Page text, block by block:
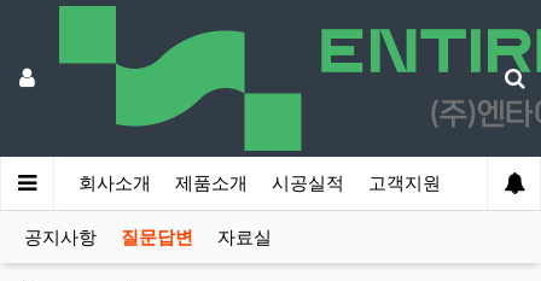
회사소개 제품소개 시공실적 고객지원
공지사항 질문답변 자료실